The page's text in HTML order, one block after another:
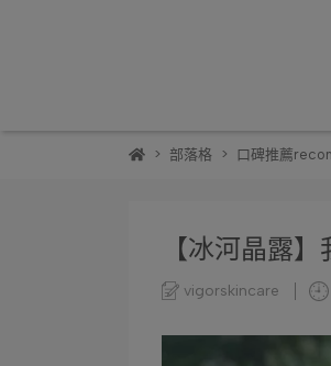
部落格 口碑推薦
【冰河晶露
vigorskincare